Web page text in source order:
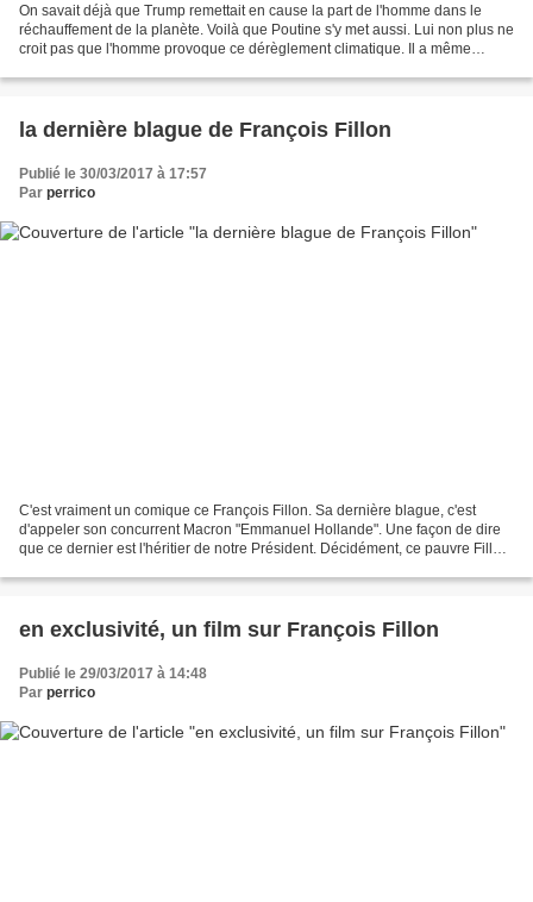
On savait déjà que Trump remettait en cause la part de l'homme dans le
réchauffement de la planète. Voilà que Poutine s'y met aussi. Lui non plus ne
croit pas que l'homme provoque ce dérèglement climatique. Il a même
la dernière blague de François Fillon
Publié le 30/03/2017 à 17:57
Par perrico
C'est vraiment un comique ce François Fillon. Sa dernière blague, c'est
d'appeler son concurrent Macron "Emmanuel Hollande". Une façon de dire
que ce dernier est l'héritier de notre Président. Décidément, ce pauvre Fillon
en exclusivité, un film sur François Fillon
Publié le 29/03/2017 à 14:48
Par perrico